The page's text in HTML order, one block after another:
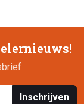
Inschrijven